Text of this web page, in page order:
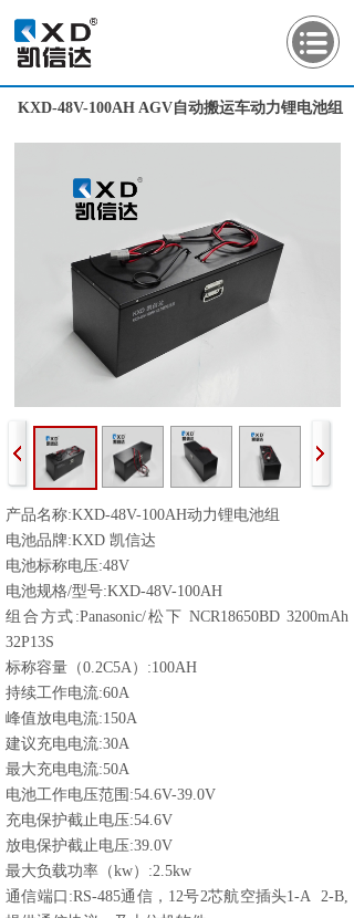
KXD-48V-100AH AGV自动搬运车动力锂电池组
产品名称:KXD-48V-100AH动力锂电池组
电池品牌:KXD 凯信达
电池标称电压:48V
电池规格/型号:KXD-48V-100AH
组合方式:Panasonic/松下 NCR18650BD 3200mAh
32P13S
标称容量（0.2C5A）:100AH
持续工作电流:60A
峰值放电电流:150A
建议充电电流:30A
最大充电电流:50A
电池工作电压范围:54.6V-39.0V
充电保护截止电压:54.6V
放电保护截止电压:39.0V
最大负载功率（kw）:2.5kw
通信端口:RS-485通信，12号2芯航空插头1-A 2-B,